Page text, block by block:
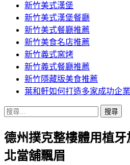
新竹美式漢堡
新竹美式漢堡餐廳
新竹美式餐廳推薦
新竹美食名店推薦
新竹義式窯烤
新竹義式餐廳推薦
新竹隱藏版美食推薦
葉和軒如何打造多家成功企業
搜
關
鍵
字:
德州撲克整樓體用植
北當舖飄眉